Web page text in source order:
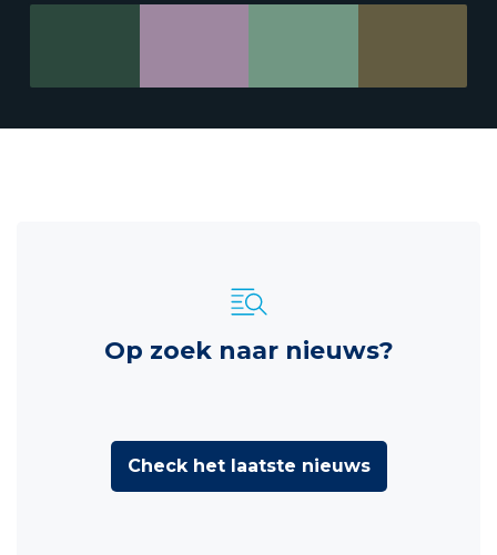
Op zoek naar nieuws?
Check het laatste nieuws